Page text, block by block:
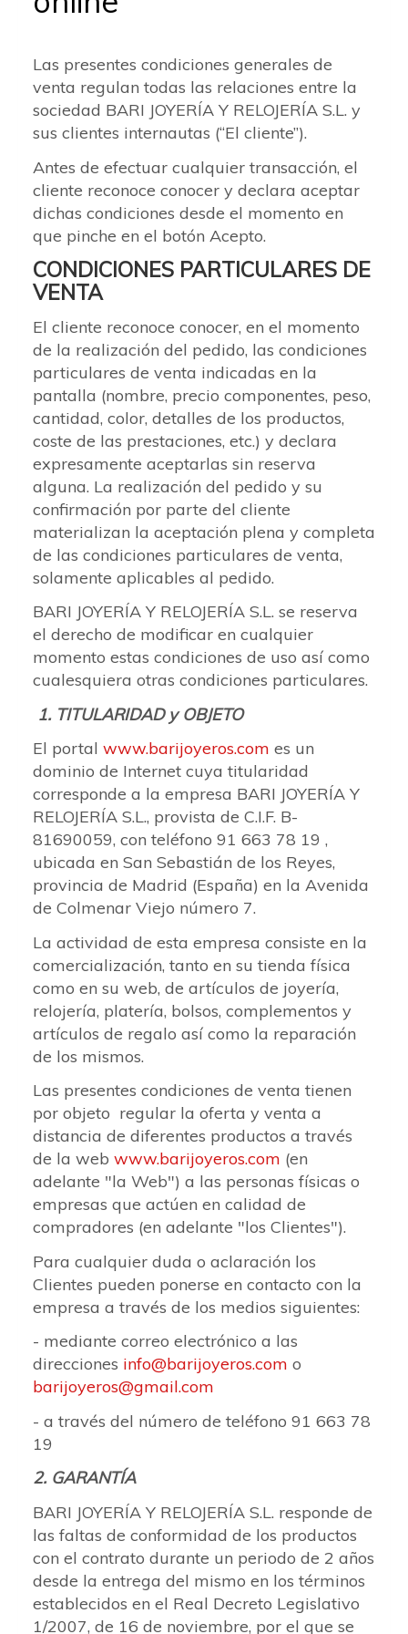
Las presentes condiciones generales de
venta regulan todas las relaciones entre la
sociedad BARI JOYERÍA Y RELOJERÍA S.L. y
sus clientes internautas (“El cliente”).
Antes de efectuar cualquier transacción, el
cliente reconoce conocer y declara aceptar
dichas condiciones desde el momento en
que pinche en el botón Acepto.
CONDICIONES PARTICULARES DE
VENTA
El cliente reconoce conocer, en el momento
de la realización del pedido, las condiciones
particulares de venta indicadas en la
pantalla (nombre, precio componentes, peso,
cantidad, color, detalles de los productos,
coste de las prestaciones, etc.) y declara
expresamente aceptarlas sin reserva
alguna. La realización del pedido y su
confirmación por parte del cliente
materializan la aceptación plena y completa
de las condiciones particulares de venta,
solamente aplicables al pedido.
BARI JOYERÍA Y RELOJERÍA S.L. se reserva
el derecho de modificar en cualquier
momento estas condiciones de uso así como
cualesquiera otras condiciones particulares.
1. TITULARIDAD y OBJETO
El portal www.barijoyeros.com es un
dominio de Internet cuya titularidad
corresponde a la empresa BARI JOYERÍA Y
RELOJERÍA S.L., provista de C.I.F. B-
81690059, con teléfono 91 663 78 19 ,
ubicada en San Sebastián de los Reyes,
provincia de Madrid (España) en la Avenida
de Colmenar Viejo número 7.
La actividad de esta empresa consiste en la
comercialización, tanto en su tienda física
como en su web, de artículos de joyería,
relojería, platería, bolsos, complementos y
artículos de regalo así como la reparación
de los mismos.
Las presentes condiciones de venta tienen
por objeto regular la oferta y venta a
distancia de diferentes productos a través
de la web www.barijoyeros.com (en
adelante "la Web") a las personas físicas o
empresas que actúen en calidad de
compradores (en adelante "los Clientes").
Para cualquier duda o aclaración los
Clientes pueden ponerse en contacto con la
empresa a través de los medios siguientes:
- mediante correo electrónico a las
direcciones info barijoyeros.com o
barijoyeros
gmail.com
- a través del número de teléfono 91 663 78
19
2. GARANTÍA
BARI JOYERÍA Y RELOJERÍA S.L. responde de
las faltas de conformidad de los productos
con el contrato durante un periodo de 2 años
desde la entrega del mismo en los términos
establecidos en el Real Decreto Legislativo
1/2007, de 16 de noviembre, por el que se